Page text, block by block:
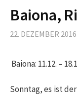
Baiona,
22. DEZEMBER 2016
Baiona: 11.12. –
Sonntag, es ist